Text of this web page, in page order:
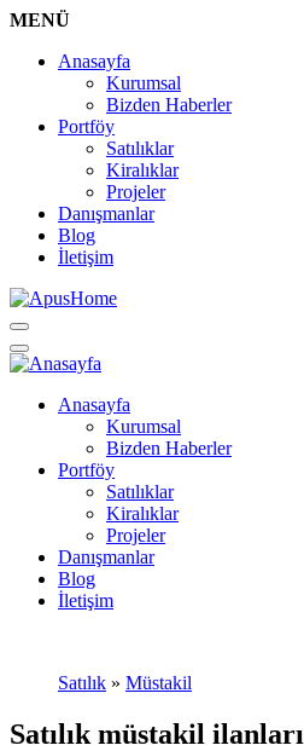
MENÜ
Anasayfa
Kurumsal
Bizden Haberler
Portföy
Satılıklar
Kiralıklar
Projeler
Danışmanlar
Blog
İletişim
Anasayfa
Kurumsal
Bizden Haberler
Portföy
Satılıklar
Kiralıklar
Projeler
Danışmanlar
Blog
İletişim
Satılık » Müstakil
Satılık müstakil ilanları